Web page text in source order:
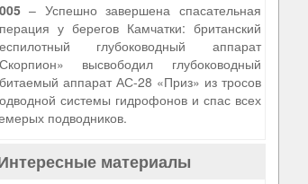
– Успешно завершена спасательная
у берегов Камчатки: британский
глубоководный аппарат
высвободил глубоководный
аппарат АС-28 «Приз» из тросов
системы гидрофонов и спас всех
подводников.
материалы